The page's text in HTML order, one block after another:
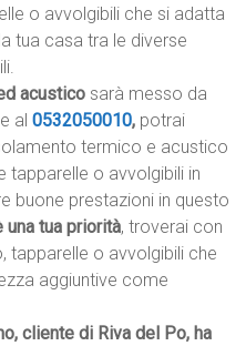
o avvolgibili che si adatta
tua casa tra le diverse
acustico sarà messo da
al0532050010, potrai
termico e acustico
tapparelle o avvolgibili in
buone prestazioni in questo
una tua priorità, troverai con
tapparelle o avvolgibili che
aggiuntive come
cliente di Riva del Po, ha